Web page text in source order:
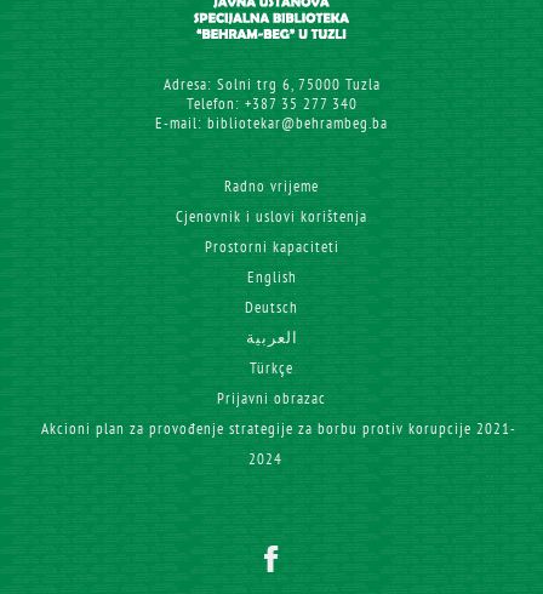
Adresa: Solni trg 6, 75000 Tuzla
Telefon: +387 35 277 340
E-mail: bibliotekar@behrambeg.ba
Radno vrijeme
Cjenovnik i uslovi korištenja
Prostorni kapaciteti
English
Deutsch
العربية
Türkçe
Prijavni obrazac
Akcioni plan za provođenje strategije za borbu protiv korupcije 2021-
2024